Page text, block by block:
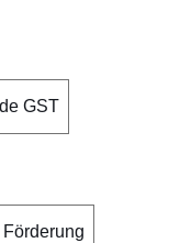
GST
Förderung